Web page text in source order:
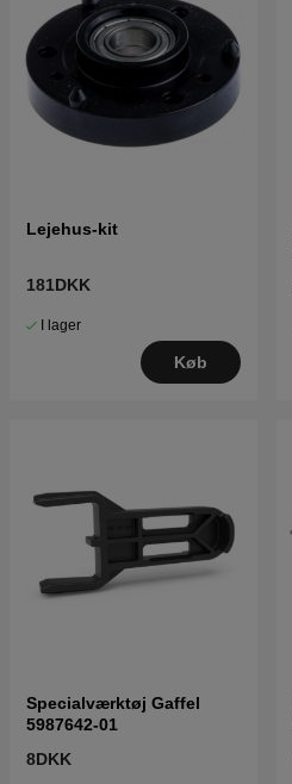
Lejehus-kit
181DKK
I lager
Køb
Specialværktøj Gaffel
5987642-01
8DKK